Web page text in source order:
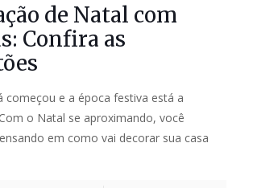
de Natal com
Confira as
começou e a época festiva está a
o Natal se aproximando, você
em como vai decorar sua casa